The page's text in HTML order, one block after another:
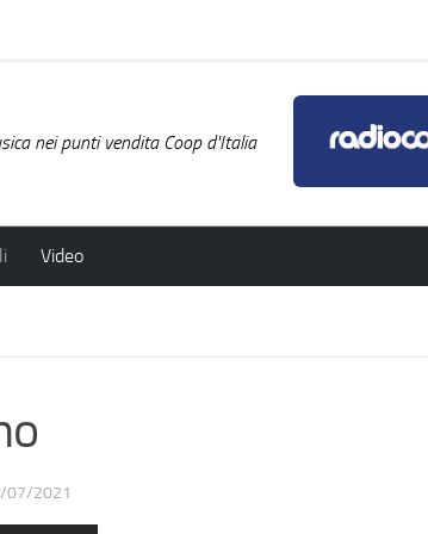
nei punti vendita Coop d'Italia
Video
07/2021